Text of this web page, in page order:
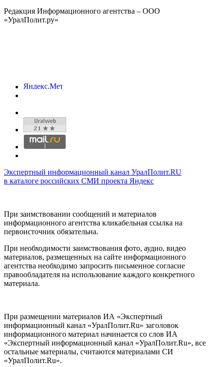
Редакция Информационного агентства – ООО
«УралПолит.ру»
Экспертный информационный канал УралПолит.RU
в каталоге российских СМИ проекта Яндекс
При заимствовании сообщений и материалов
информационного агентства кликабельная ссылка на
первоисточник обязательна.
При необходимости заимствования фото, аудио, видео
материалов, размещенных на сайте информационного
агентства необходимо запросить письменное согласие
правообладателя на использование каждого конкретного
материала.
При размещении материалов ИА «Экспертный
информационный канал «УралПолит.Ru» заголовок
информационного материал начинается со слов ИА
«Экспертный информационный канал «УралПолит.Ru», все
остальные материалы, считаются материалами СИ
«УралПолит.Ru».